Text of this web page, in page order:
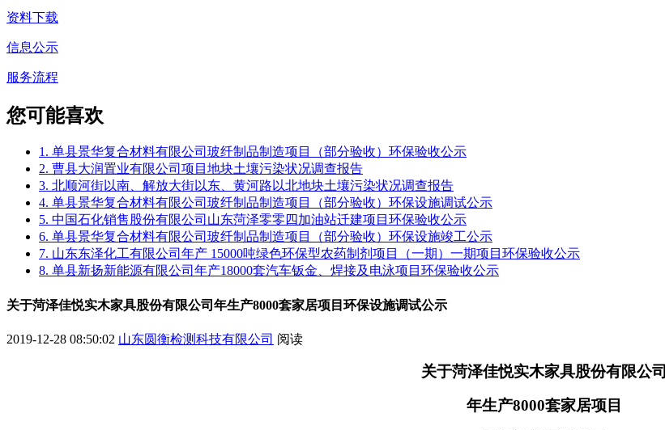
资料下载
信息公示
服务流程
您可能喜欢
1. 单县景华复合材料有限公司玻纤制品制造项目（部分验收）环保验收公示
2. 曹县大润置业有限公司项目地块土壤污染状况调查报告
3. 北顺河街以南、解放大街以东、黄河路以北地块土壤污染状况调查报告
4. 单县景华复合材料有限公司玻纤制品制造项目（部分验收）环保设施调试公示
5. 中国石化销售股份有限公司山东菏泽零零四加油站迁建项目环保验收公示
6. 单县景华复合材料有限公司玻纤制品制造项目（部分验收）环保设施竣工公示
7. 山东东泽化工有限公司年产 15000吨绿色环保型农药制剂项目（一期）一期项目环保验收公示
8. 单县新扬新能源有限公司年产18000套汽车钣金、焊接及电泳项目环保验收公示
关于菏泽佳悦实木家具股份有限公司年生产8000套家居项目环保设施调试公示
2019-12-28 08:50:02 山东圆衡检测科技有限公司 阅读
关于菏泽佳悦实木家具股份有限公司
年生产8000套家居项目